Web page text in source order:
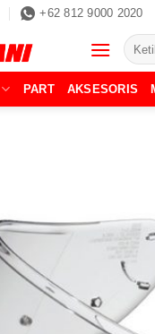
+62 812 9000 2020
untuk:
PART AKSESORIS